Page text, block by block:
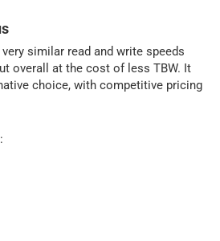
similar read and write speeds
overall at the cost of less TBW. It
choice, with competitive pricing